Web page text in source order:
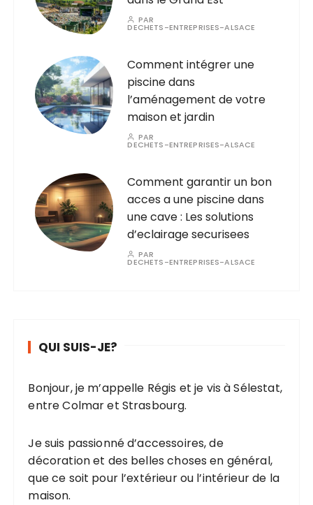
PAR
DECHETS-ENTREPRISES-ALSACE
Comment intégrer une
piscine dans
l’aménagement de votre
maison et jardin
PAR
DECHETS-ENTREPRISES-ALSACE
Comment garantir un bon
acces a une piscine dans
une cave : Les solutions
d’eclairage securisees
PAR
DECHETS-ENTREPRISES-ALSACE
QUI SUIS-JE?
Bonjour, je m’appelle Régis et je vis à Sélestat,
entre Colmar et Strasbourg.
Je suis passionné d’accessoires, de
décoration et des belles choses en général,
que ce soit pour l’extérieur ou l’intérieur de la
maison.